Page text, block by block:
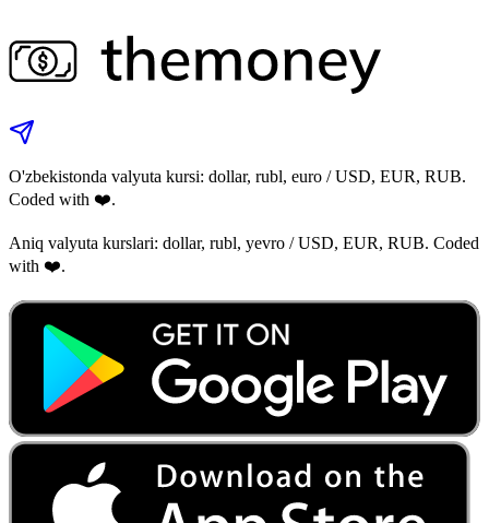
O'zbekistonda valyuta kursi: dollar, rubl, euro / USD, EUR, RUB.
Coded with ❤️.
Aniq valyuta kurslari: dollar, rubl, yevro / USD, EUR, RUB. Coded
with ❤️.